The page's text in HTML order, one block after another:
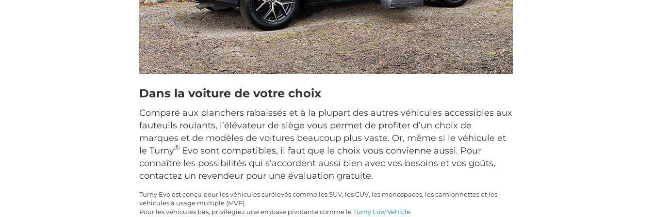
Dans la voiture de votre choix
Comparé aux planchers rabaissés et à la plupart des autres véhicules accessibles aux
fauteuils roulants, l’élévateur de siège vous permet de profiter d’un choix de
marques et de modèles de voitures beaucoup plus vaste. Or, même si le véhicule et
le Turny® Evo sont compatibles, il faut que le choix vous convienne aussi. Pour
connaître les possibilités qui s’accordent aussi bien avec vos besoins et vos goûts,
contactez un revendeur pour une évaluation gratuite.
Turny Evo est conçu pour les véhicules surélevés comme les SUV, les CUV, les monospaces, les camionnettes et les
véhicules à usage multiple (MVP).
Pour les véhicules bas, privilégiez une embase pivotante comme le Turny Low Vehicle.